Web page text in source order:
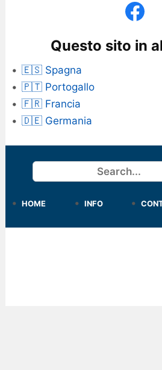
Questo sito in
🇪🇸 Spagna
🇵🇹 Portogallo
🇫🇷 Francia
🇩🇪 Germania
Cerca
HOME INFO